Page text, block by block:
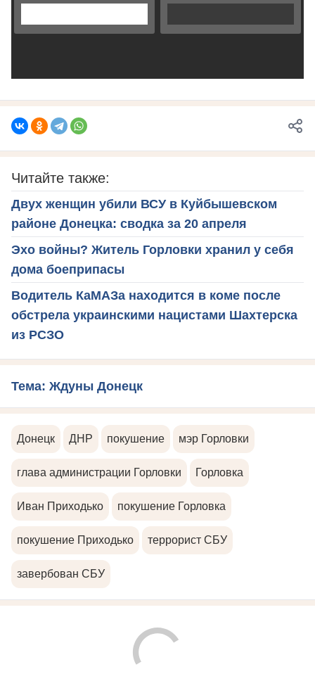
Читайте также:
Двух женщин убили ВСУ в Куйбышевском
районе Донецка: сводка за 20 апреля
Эхо войны? Житель Горловки хранил у себя
дома боеприпасы
Водитель КаМАЗа находится в коме после
обстрела украинскими нацистами Шахтерска
из РСЗО
Тема: Ждуны Донецк
Донецк ДНР покушение мэр Горловки
глава администрации Горловки Горловка
Иван Приходько покушение Горловка
покушение Приходько террорист СБУ
завербован СБУ